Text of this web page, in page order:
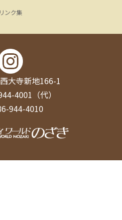
リンク集
大寺新地166-1
4001（代）
944-4010